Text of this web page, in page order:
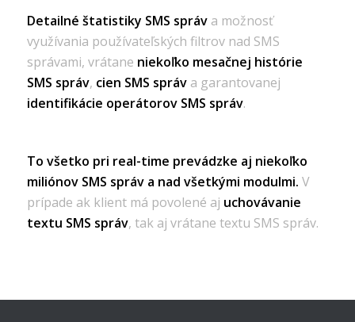
Detailné štatistiky SMS správa možnosť
využívania používateľských filtrov nad SMS
správami, vrátane niekoľko mesačnej histórie
SMS správ, cien SMS správa garantovanej
identifikácie operátorov SMS správ.
To všetko pri real-time prevádzke aj niekoľko
miliónov SMS správ a nad všetkými modulmi. V
prípade ak klient má povolené aj uchovávanie
textu SMS správ, tak aj vrátane textu SMS správ.